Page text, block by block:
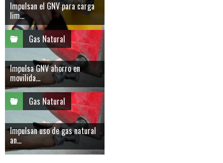
Impulsan el GNV para carga
lim...
Gas Natural
Impulsa GNV ahorro en
movilida...
Gas Natural
Impulsan uso de gas natural
an...